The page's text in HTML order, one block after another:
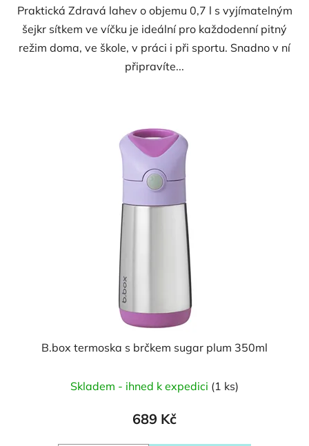
Praktická Zdravá lahev o objemu 0,7 l s vyjímatelným
šejkr sítkem ve víčku je ideální pro každodenní pitný
režim doma, ve škole, v práci i při sportu. Snadno v ní
připravíte...
B.box termoska s brčkem sugar plum 350ml
Skladem - ihned k expedici (1 ks)
689 Kč